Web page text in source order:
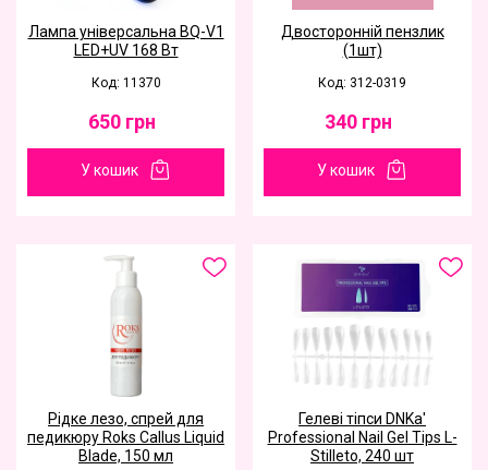
Лампа універсальна BQ-V1
LED+UV 168 Вт
Код: 11370
650 грн
У кошик
Двосторонній пензлик
(1шт)
Код: 312-0319
340 грн
У кошик
Рідке лезо, спрей для
педикюру Roks Callus Liquid
Blade, 150 мл
Гелеві тіпси DNKa'
Professional Nail Gel Tips L-
Stilleto, 240 шт